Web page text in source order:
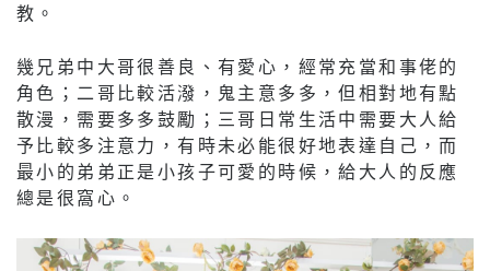
教。
幾兄弟中大哥很善良、有愛心，經常充當和事佬的
角色；二哥比較活潑，鬼主意多多，但相對地有點
散漫，需要多多鼓勵；三哥日常生活中需要大人給
予比較多注意力，有時未必能很好地表達自己，而
最小的弟弟正是小孩子可愛的時候，給大人的反應
總是很窩心。